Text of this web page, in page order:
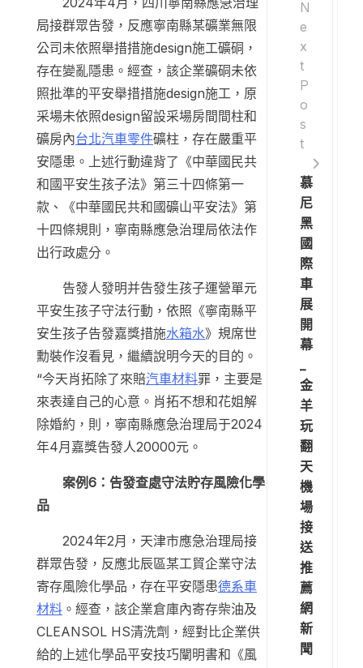
局接群眾告發，反應寧南縣某礦業無限
公司未依照舉措措施design施工礦硐，
存在變亂隱患。經查，該企業礦硐未依
照批準的平安舉措措施design施工，原
采場未依照design留設采場房間間柱和
礦房內台北汽車零件礦柱，存在嚴重平
安隱患。上述行動違背了《中華國民共
和國平安生孩子法》第三十四條第一
款、《中華國民共和國礦山平安法》第
十四條規則，寧南縣應急治理局依法作
出行政處分。
告發人發明并告發生孩子運營單元
平安生孩子守法行動，依照《寧南縣平
安生孩子告發嘉獎措施水箱水》規席世
勳裝作沒看見，繼續說明今天的目的。
“今天肖拓除了來賠汽車材料罪，主要是
來表達自己的心意。肖拓不想和花姐解
除婚約，則，寧南縣應急治理局于2024
年4月嘉獎告發人20000元。
案例6：告發查處守法貯存風險化學
品
2024年2月，天津市應急治理局接
群眾告發，反應北辰區某工貿企業守法
寄存風險化學品，存在平安隱患德系車
材料 。經查，該企業倉庫內寄存柴油及
CLEANSOL HS清洗劑，經對比企業供
給的上述化學品平安技巧闡明書和《風
N
e
x
t
P
o
s
t
慕
尼
黑
國
際
車
展
開
幕
金
羊
玩
翻
天
機
場
接
送
推
薦
網
新
聞